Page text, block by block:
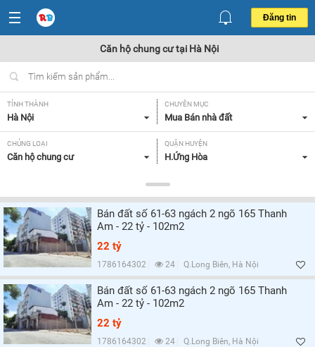
Đăng tin
Căn hộ chung cư tại Hà Nội
TỈNH THÀNH
Hà Nội
CHUYÊN MỤC
Mua Bán nhà đất
CHỦNG LOẠI
Căn hộ chung cư
QUẬN HUYỆN
H.Ứng Hòa
Tất cả
MỨC GIÁ
Tất cả
SỐ PHÒNG NGỦ
Tất cả
CĂN GÓC/ CĂN THƯỜNG
HƯỚNG CỬA CHÍNH
Bắc,
HƯỚNG BAN CÔNG
Tất cả
GIẤY TỜ PHÁP LÝ
Tất cả
Bán đất số 61-63 ngách 2 ngõ 165 Thanh
Am - 22 tỷ - 102m2
22 tỷ
1786164302 24 Q.Long Biên, Hà Nội
Bán đất số 61-63 ngách 2 ngõ 165 Thanh
Am - 22 tỷ - 102m2
22 tỷ
1786164302 24 Q.Long Biên, Hà Nội